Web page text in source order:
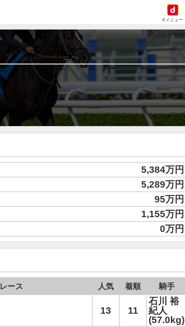
dメニュー
5,384万円
5,289万円
95万円
1,155万円
0万円
レース 人気 着順 騎手
13 11
石川 裕
紀人
(57.0kg)